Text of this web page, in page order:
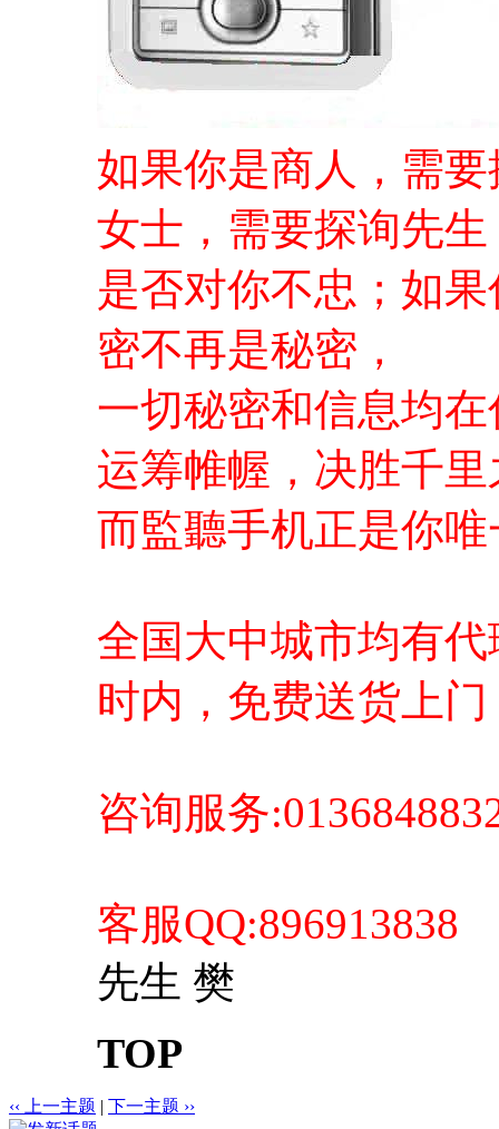
如果你是商人，需
女士，需要探询先生
是否对你不忠；如
密不再是秘密，
一切秘密和信息均
运筹帷幄，决胜千
而監聽手机正是你
全国大中城市均有
时内，免费送货上门
咨询服务
客服QQ:896913838
先生 樊
TOP
‹‹ 上一主题 | 下一主题 ››